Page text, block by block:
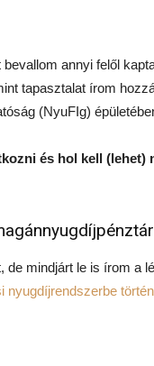
annyi felől
tapasztalat írom
(NyuFIg)
és hol kell
de mindjárt le is írom a
nyugdíjrendszerbe